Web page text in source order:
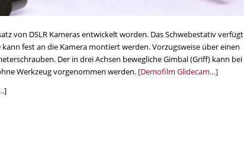
von DSLR Kameras entwickelt worden. Das Schwebestativ verfügt
fest an die Kamera montiert werden. Vorzugsweise über einen
Der in drei Achsen bewegliche Gimbal (Griff) kann bei
Werkzeug vorgenommen werden. [Demofilm Glidecam…]
]